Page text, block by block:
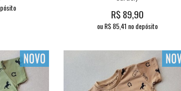
R$ 89,90
ou R$85,41 no depósito